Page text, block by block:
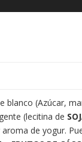
blanco (Azúcar,
(lecitina de
de yogur.